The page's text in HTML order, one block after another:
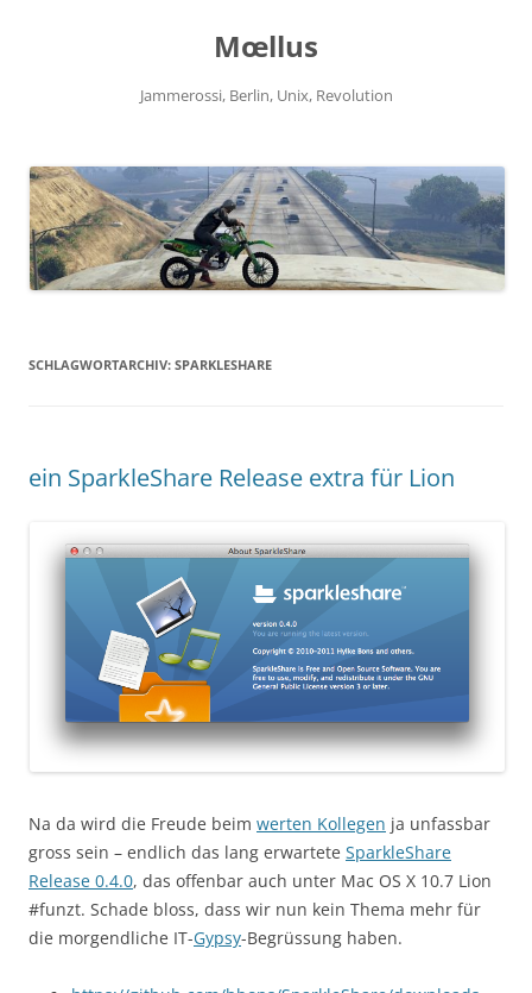
Mœllus
Jammerossi, Berlin, Unix, Revolution
SCHLAGWORTARCHIV: SPARKLESHARE
ein SparkleShare Release extra für Lion
Na da wird die Freude beim werten Kollegen ja unfassbar
gross sein – endlich das lang erwartete SparkleShare
Release 0.4.0, das offenbar auch unter Mac OS X 10.7 Lion
#funzt. Schade bloss, dass wir nun kein Thema mehr für
die morgendliche IT-Gypsy-Begrüssung haben.